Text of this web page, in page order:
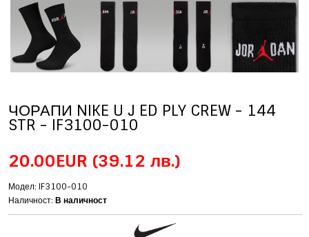
ЧОРАПИ NIKE U J ED PLY CREW - 144
STR - IF3100-010
20.00EUR (39.12 лв.)
Модел: IF3100-010
Наличност:В наличност